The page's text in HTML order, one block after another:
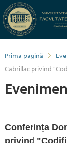
Prima pagină
Cabrillac privind
Conferința
privind